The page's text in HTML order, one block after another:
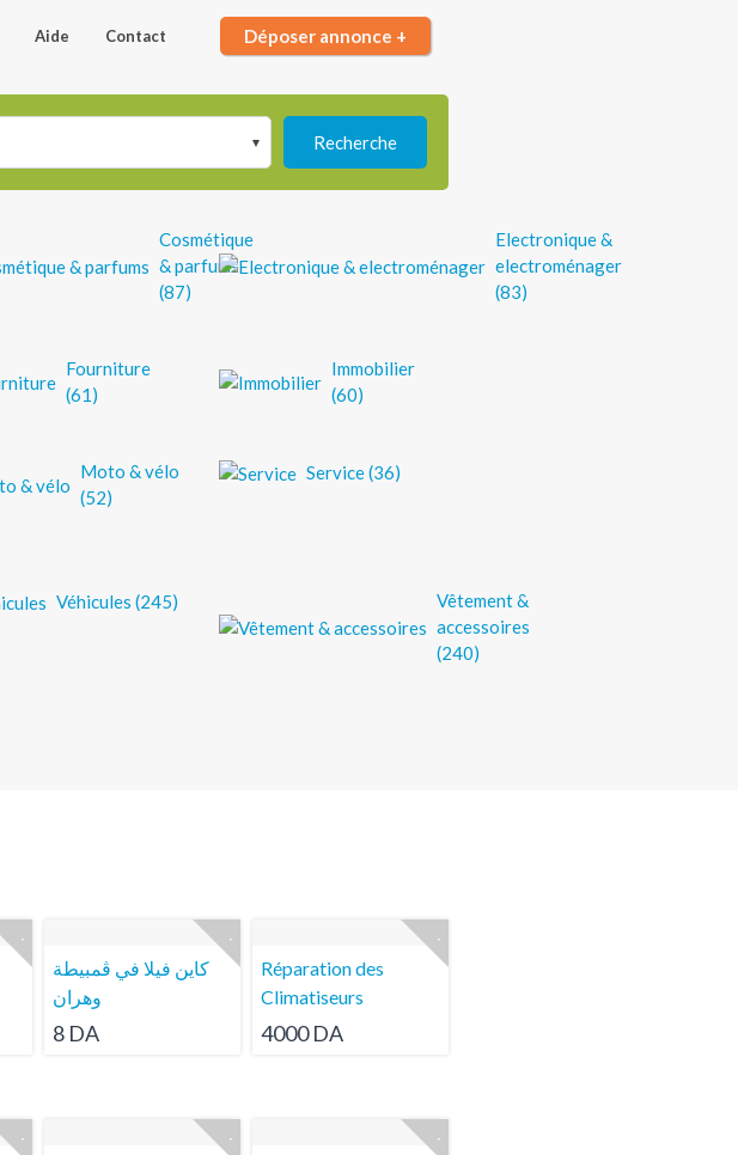
Aide Contact Déposer annonce +
Recherche
Cosmétique
& parfums
(87)
Electronique &
electroménager
(83)
Fourniture
(61)
Immobilier
(60)
Moto & vélo
(52)
Service (36)
Véhicules (245)
Vêtement &
accessoires
(240)
كاين فيلا في ڤمبيطة
وهران
8 DA
Réparation des
Climatiseurs
4000 DA